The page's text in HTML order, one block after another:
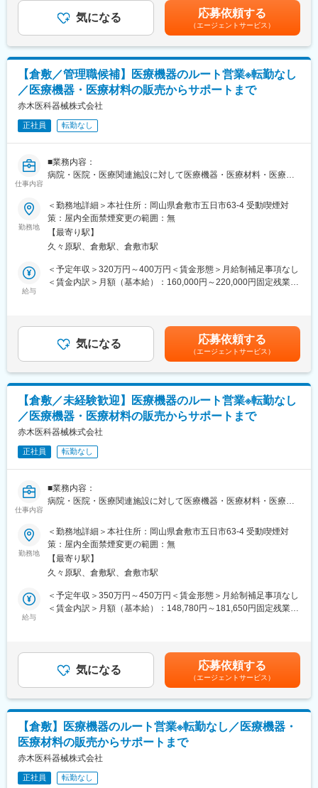
を施設から、町全体へ日本中へとつなげ、拡げてまいります。
・実行する努力ができる方
・自らのステップアップ、キャリアアップに前向きに取り組める
方
り、選考を通じて上下する可能性があります。月給(月額)は固定手
当を含めた表記です。
気になる 応募依頼する
（エージェントサービス）
【倉敷／管理職候補】医療機器のルート営業※転勤なし
／医療機器・医療材料の販売からサポートまで
赤木医科器械株式会社
正社員 転勤なし
仕事内容
■業務内容：
病院・医院・医療関連施設に対して医療機器・医療材料・医療設
務内容は以下になります。
・商品のPR営業業務
・医療現場への納品業務
・手術室等、臨床現場での症例物品や機械の打合せ
・医療機器の修理対応
※担当エリアは岡山県内（倉敷市内中心、社用車使用あり）となり
ます。
なります。同社の扱う商品を使用頂いた分の補充をして頂くイメ
ージです。飛込み営業等はなく、お得意先と長期的な関係を築い
す。本来の業務ではない物品管理業務から看護職員を開放し、使
用期限切れ、過剰在庫などを防ぎ、必要な医療材料を必要な時、
必要なだけ使える環境を整える業務を同社で代行するべく、物品
管理業務（SPD）の提案を行って頂きます。
■当社の特徴：
1958年創業以来、当社は医療機器や福祉用具の専門商社として、
さまざまな商品やサービスの提供を通じて岡山エリアに住まう
人々の健康と福祉を支えております。
現場のニーズに応え続けるために、国内外を問わない数多くのメ
ーカーの医療器械や理化学機器、介護用品、健康器機の販売を手
高齢者向け住宅の改修工事や介護保険対応のレンタル事業、ドク
ターの開業支援コンサルなども行なっております。
勤務地
＜勤務地詳細＞本社住所：岡山県倉敷市五日市63-4 受動喫煙対
策：屋内全面禁煙変更の範囲：無
【最寄り駅】
久々原駅、倉敷駅、倉敷市駅
給与
＜予定年収＞320万円～400万円＜賃金形態＞月給制補足事項なし
＜賃金内訳＞月額（基本給）：160,000円～220,000円固定残業手
＞■昇給：年1回（4月）■賞与：年2回（6月・12月）賃金はあくま
でも目安の金額であり、選考を通じて上下する可能性がありま
す。月給(月額)は固定手当を含めた表記です。
気になる 応募依頼する
（エージェントサービス）
【倉敷／未経験歓迎】医療機器のルート営業※転勤なし
／医療機器・医療材料の販売からサポートまで
赤木医科器械株式会社
正社員 転勤なし
仕事内容
■業務内容：
病院・医院・医療関連施設に対して医療機器・医療材料・医療設
務内容は以下になります。
・商品のPR営業業務
・医療現場への納品業務
・手術室等、臨床現場での症例物品や機械の打合せ
・医療機器の修理対応
※担当エリアは岡山県内（倉敷市内中心、社用車使用あり）となり
ます。
なります。同社の扱う商品を使用頂いた分の補充をして頂くイメ
ージです。飛込み営業等はなく、お得意先と長期的な関係を築い
す。本来の業務ではない物品管理業務から看護職員を開放し、使
用期限切れ、過剰在庫などを防ぎ、必要な医療材料を必要な時、
必要なだけ使える環境を整える業務を同社で代行するべく、物品
管理業務（SPD）の提案を行って頂きます。
■当社の特徴：
1958年創業以来、当社は医療機器や福祉用具の専門商社として、
勤務地
＜勤務地詳細＞本社住所：岡山県倉敷市五日市63-4 受動喫煙対
策：屋内全面禁煙変更の範囲：無
【最寄り駅】
久々原駅、倉敷駅、倉敷市駅
給与
＜予定年収＞350万円～450万円＜賃金形態＞月給制補足事項なし
＜賃金内訳＞月額（基本給）：148,780円～181,650円固定残業手
＞■昇給：年1回（4月）■賞与：年2回（6月・12月）賃金はあくま
でも目安の金額であり、選考を通じて上下する可能性がありま
す。月給(月額)は固定手当を含めた表記です。
気になる 応募依頼する
（エージェントサービス）
【倉敷】医療機器のルート営業※転勤なし／医療機器・
医療材料の販売からサポートまで
赤木医科器械株式会社
正社員 転勤なし